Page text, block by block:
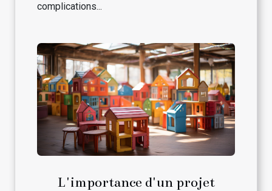
complications...
L'importance d'un projet